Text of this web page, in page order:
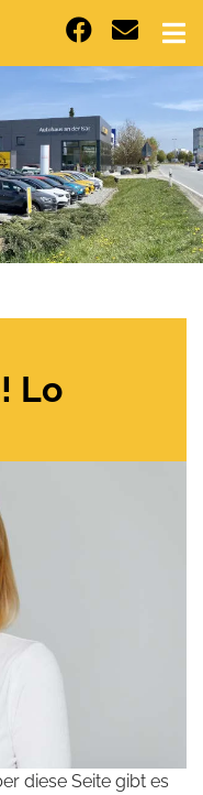
Lo
diese Seite gibt es